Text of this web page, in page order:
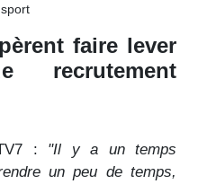
faire lever
recrutement
: "Il y a un temps
un peu de temps,